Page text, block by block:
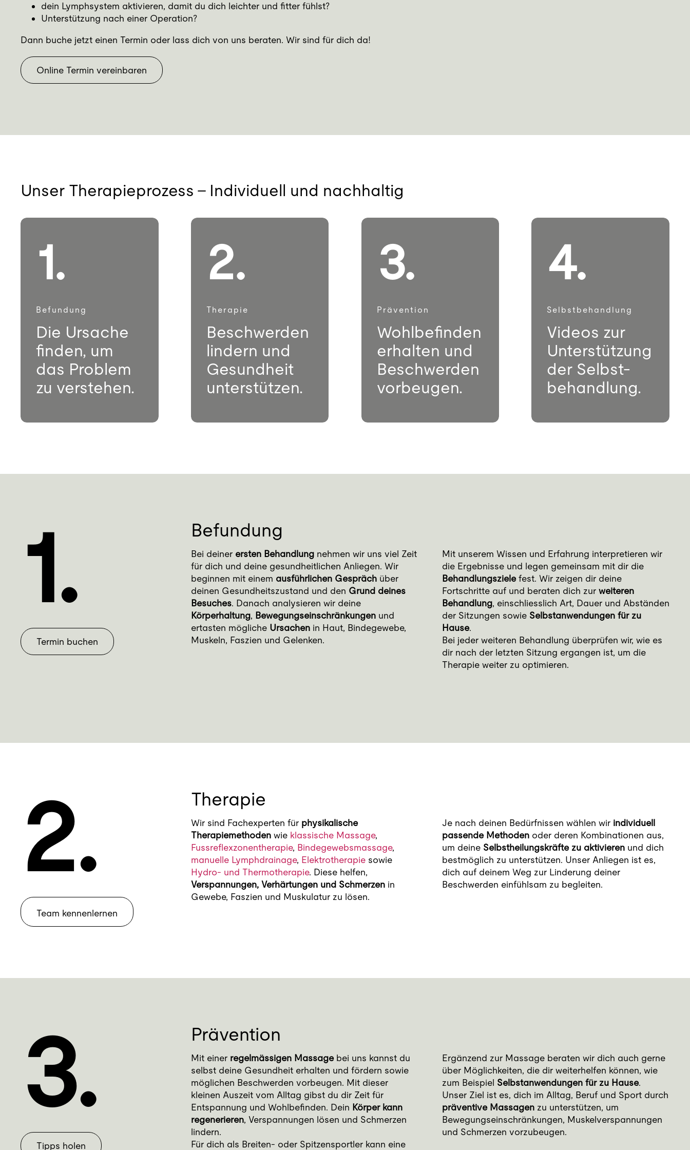
dein Lymphsystem aktivieren, damit du dich leichter und fitter fühlst?
Unterstützung nach einer Operation?
Dann buche jetzt einen Termin oder lass dich von uns beraten. Wir sind für dich da!
Online Termin vereinbaren
Unser Therapieprozess – Individuell und nachhaltig
1.
Befundung
Die Ursache
finden, um
das Problem
zu verstehen.
2.
Therapie
Beschwerden
lindern und
Gesundheit
unterstützen.
3.
Prävention
Wohlbefinden
erhalten und
Beschwerden
vorbeugen.
4.
Selbstbehandlung
Videos zur
Unterstützung
der Selbst-
behandlung.
1.
Termin buchen
Befundung
Bei deiner ersten Behandlungnehmen wir uns viel Zeit
für dich und deine gesundheitlichen Anliegen. Wir
beginnen mit einem ausführlichen Gesprächüber
deinen Gesundheitszustand und den Grund deines
Besuches. Danach analysieren wir deine
Körperhaltung, Bewegungseinschränkungenund
ertasten mögliche Ursachenin Haut, Bindegewebe,
Muskeln, Faszien und Gelenken.
Mit unserem Wissen und Erfahrung interpretieren wir
die Ergebnisse und legen gemeinsam mit dir die
Behandlungszielefest. Wir zeigen dir deine
Fortschritte auf und beraten dich zurweiteren
Behandlung, einschliesslich Art, Dauer und Abständen
der Sitzungen sowie Selbstanwendungen für zu
Hause.
Bei jeder weiteren Behandlung überprüfen wir, wie es
dir nach der letzten Sitzung ergangen ist, um die
Therapie weiter zu optimieren.
2.
Team kennenlernen
Therapie
Wir sind Fachexperten für physikalische
Therapiemethodenwie klassische Massage,
Fussreflexzonentherapie, Bindegewebsmassage,
manuelle Lymphdrainage, Elektrotherapiesowie
Hydro- und Thermotherapie. Diese helfen,
Verspannungen, Verhärtungen und Schmerzenin
Gewebe, Faszien und Muskulatur zu lösen.
Je nach deinen Bedürfnissen wählen wir individuell
passende Methoden oder deren Kombinationen aus,
um deine Selbstheilungskräfte zu aktivieren und dich
bestmöglich zu unterstützen. Unser Anliegen ist es,
dich auf deinem Weg zur Linderung deiner
Beschwerden einfühlsam zu begleiten.
3.
Tipps holen
Prävention
Mit einer regelmässigen Massagebei uns kannst du
selbst deine Gesundheit erhalten und fördern sowie
möglichen Beschwerden vorbeugen. Mit dieser
kleinen Auszeit vom Alltag gibst du dir Zeit für
Entspannung und Wohlbefinden. Dein Körper kann
regenerieren, Verspannungen lösen und Schmerzen
lindern.
Für dich als Breiten- oder Spitzensportler kann eine
Ergänzend zur Massage beraten wir dich auch gerne
über Möglichkeiten, die dir weiterhelfen können, wie
zum Beispiel Selbstanwendungen für zu Hause.
Unser Ziel ist es, dich im Alltag, Beruf und Sport durch
präventive Massagen zu unterstützen, um
Bewegungseinschränkungen, Muskelverspannungen
und Schmerzen vorzubeugen.